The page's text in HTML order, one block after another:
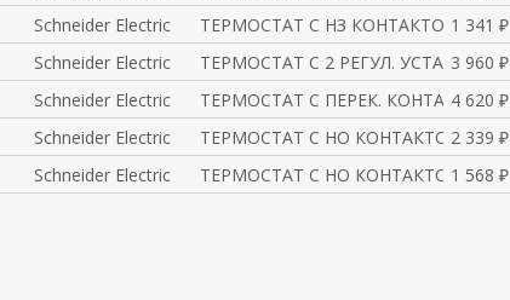
Schneider Electric ТЕРМОСТАТ С НЗ КОНТАКТОМ ОТ -2
1 341 ₽
Schneider Electric TЕРМОСТАТ C 2 РЕГУЛ. УСТАВКАМИ
3 960 ₽
Schneider Electric ТЕРМОСТАТ С ПЕРЕК. КОНТАКТОМ
4 620 ₽
Schneider Electric ТЕРМОСТАТ С НО КОНТАКТОМ2 339 ₽
Schneider Electric ТЕРМОСТАТ С НО КОНТАКТОМ ОТ -2
1 568 ₽